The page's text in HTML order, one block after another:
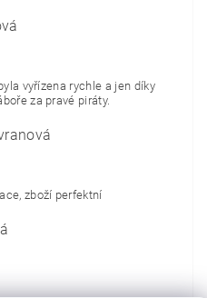
vyřízena rychle a jen díky
za pravé piráty.
zboží perfektní